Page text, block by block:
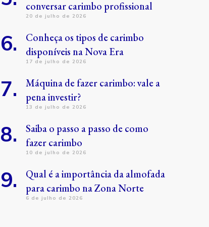
conversar carimbo profissional
20 de julho de 2026
Conheça os tipos de carimbo
disponíveis na Nova Era
17 de julho de 2026
Máquina de fazer carimbo: vale a
pena investir?
13 de julho de 2026
Saiba o passo a passo de como
fazer carimbo
10 de julho de 2026
Qual é a importância da almofada
para carimbo na Zona Norte
6 de julho de 2026